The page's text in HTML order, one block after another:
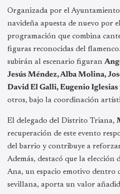
Organizada por el Ayuntamiento
navideña apuesta de nuevo por
programación que combina
figuras reconocidas del
subirán al escenario figuran
Jesús Méndez, Alba Molina,
David El Galli, Eugenio
otros, bajo la coordinación
El delegado del Distrito Triana,
recuperación de este evento
del barrio y contribuye a
Además, destacó que la elección
Ana, un espacio emotivo dentro
sevillana, aporta un valor